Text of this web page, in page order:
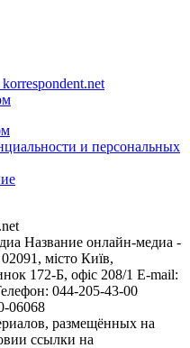
и персональных
Название онлайн-медиа -
місто Київ,
172-Б, офіс 208/1 E-mail:
044-205-43-00
06068
размещённых на
ссылки на